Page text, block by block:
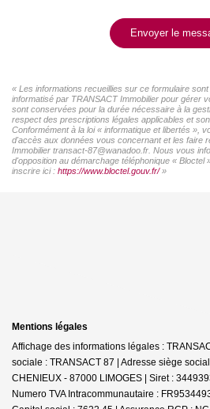
Envoyer le
« Les informations recueillies sur ce formulaire
informatisé par TRANSACT Immobilier pour gérer
sont conservées pour la durée nécessaire à la
respect des prescriptions légales applicables et
Conformément à la loi « informatique et libertés »,
d'accès aux données vous concernant et les faire
Immobilier transact-87@wanadoo.fr. Nous vous
d'opposition au démarchage téléphonique «
inscrire ici : https://www.bloctel.gouv.fr/»
Mentions légales
Affichage des informations légales :
sociale : TRANSACT 87 | Adresse siège
CHENIEUX - 87000 LIMOGES | Siret :
Numero TVA Intracommunautaire :